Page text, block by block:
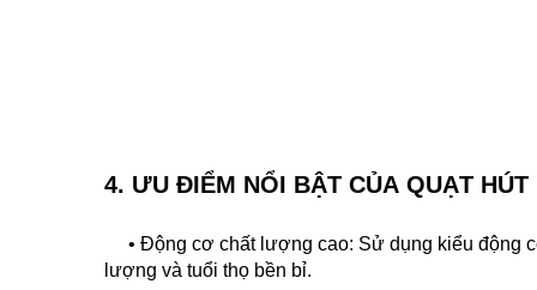
4. ƯU ĐIỂM NỔI BẬT CỦA QUẠT
• Động cơ chất lượng cao: Sử dụng kiểu động
lượng và tuổi thọ bền bỉ.